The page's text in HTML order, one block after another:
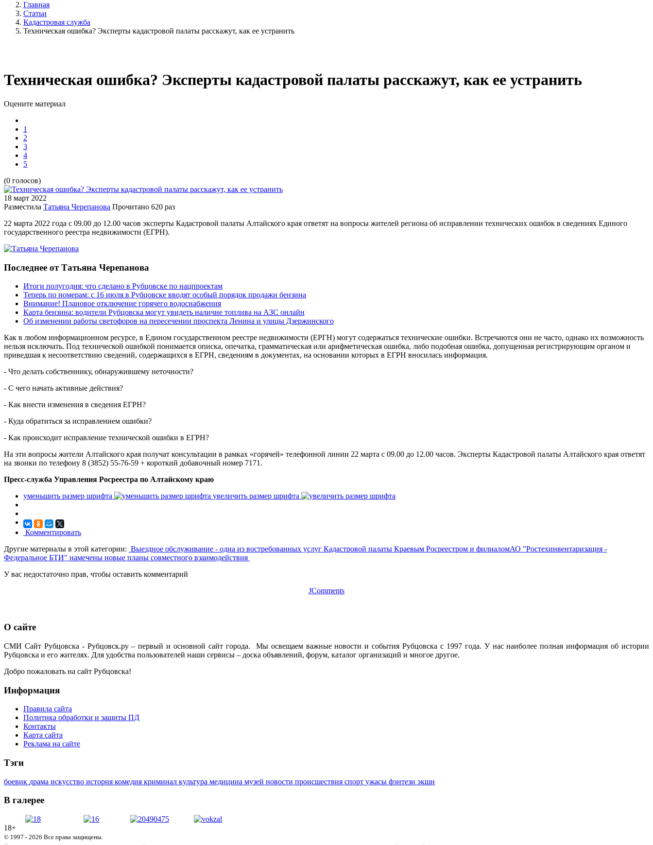
Главная
Статьи
Кадастровая служба
Техническая ошибка? Эксперты кадастровой палаты расскажут, как ее устранить
Техническая ошибка? Эксперты кадастровой палаты расскажут, как ее устранить
Оцените материал
1
2
3
4
5
(0 голосов)
18 март 2022
Разместила Татьяна Черепанова Прочитано 620 раз
22 марта 2022 года с 09.00 до 12.00 часов эксперты Кадастровой палаты Алтайского края ответят на вопросы жителей региона об исправлении технических ошибок в сведениях Единого
государственного реестра недвижимости (ЕГРН).
Последнее от Татьяна Черепанова
Итоги полугодия: что сделано в Рубцовске по нацпроектам
Теперь по номерам: с 16 июля в Рубцовске вводят особый порядок продажи бензина
Внимание! Плановое отключение горячего водоснабжения
Карта бензина: водители Рубцовска могут увидеть наличие топлива на АЗС онлайн
Об изменении работы светофоров на пересечении проспекта Ленина и улицы Дзержинского
Как в любом информационном ресурсе, в Едином государственном реестре недвижимости (ЕРГН) могут содержаться технические ошибки. Встречаются они не часто, однако их возможность
нельзя исключать. Под технической ошибкой понимается описка, опечатка, грамматическая или арифметическая ошибка, либо подобная ошибка, допущенная регистрирующим органом и
приведшая к несоответствию сведений, содержащихся в ЕГРН, сведениям в документах, на основании которых в ЕГРН вносилась информация.
- Что делать собственнику, обнаружившему неточности?
- С чего начать активные действия?
- Как внести изменения в сведения ЕГРН?
- Куда обратиться за исправлением ошибки?
- Как происходит исправление технической ошибки в ЕГРН?
На эти вопросы жители Алтайского края получат консультации в рамках «горячей» телефонной линии 22 марта с 09.00 до 12.00 часов. Эксперты Кадастровой палаты Алтайского края ответят
на звонки по телефону 8 (3852) 55-76-59 + короткий добавочный номер 7171.
Пресс-служба Управления Росреестра по Алтайскому краю
уменьшить размер шрифта
увеличить размер шрифта
Комментировать
Другие материалы в этой категории: Выездное обслуживание - одна из востребованных услуг Кадастровой палаты Краевым Росреестром и филиаломАО "Ростехинвентаризация -
Федеральное БТИ" намечены новые планы совместного взаимодействия
У вас недостаточно прав, чтобы оставить комментарий
JComments
О сайте
СМИ Сайт Рубцовска - Рубцовск.ру – первый и основной сайт города. Мы освещаем важные новости и события Рубцовска с 1997 года. У нас наиболее полная информация об истории
Рубцовска и его жителях. Для удобства пользователей наши сервисы – доска объявлений, форум, каталог организаций и многое другое.
Добро пожаловать на сайт Рубцовска!
Информация
Правила сайта
Политика обработки и защиты ПД
Контакты
Карта сайта
Реклама на сайте
Тэги
боевик драма искусство история комедия криминал культура медицина музей новости происшествия спорт ужасы фэнтези экшн
В галерее
18+
© 1997 - 2026 Все права защищены.